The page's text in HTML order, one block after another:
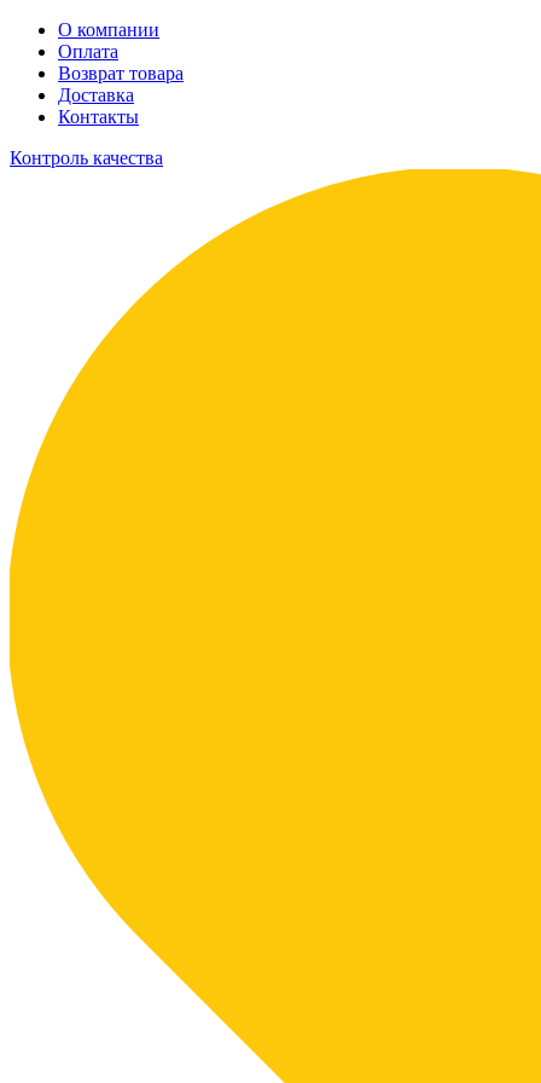
О компании
Оплата
Возврат товара
Доставка
Контакты
Контроль качества